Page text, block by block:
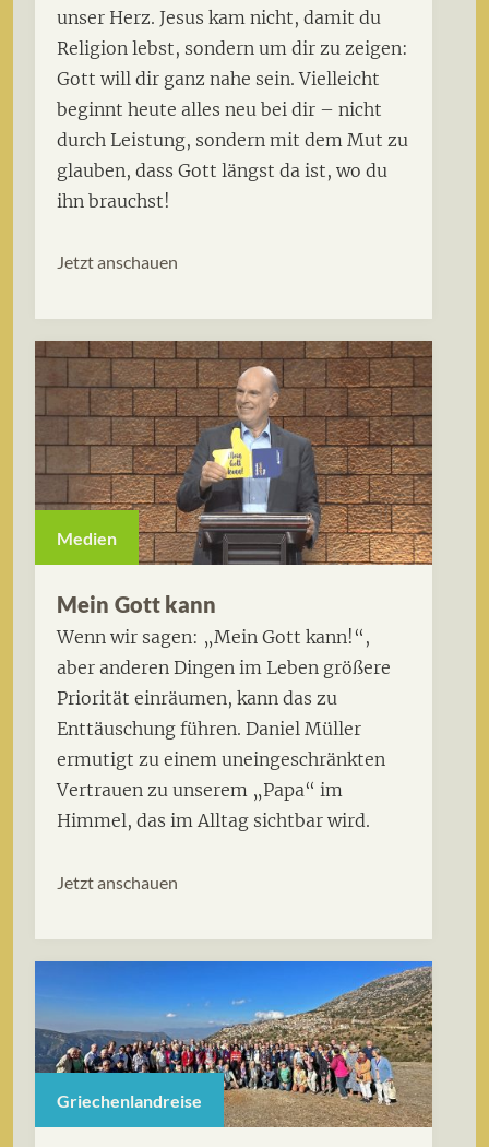
unser Herz. Jesus kam nicht, damit du
Religion lebst, sondern um dir zu zeigen:
Gott will dir ganz nahe sein. Vielleicht
beginnt heute alles neu bei dir – nicht
durch Leistung, sondern mit dem Mut zu
glauben, dass Gott längst da ist, wo du
ihn brauchst!
Jetzt anschauen
Medien
Mein Gott kann
Wenn wir sagen: „Mein Gott kann!“,
aber anderen Dingen im Leben größere
Priorität einräumen, kann das zu
Enttäuschung führen. Daniel Müller
ermutigt zu einem uneingeschränkten
Vertrauen zu unserem „Papa“ im
Himmel, das im Alltag sichtbar wird.
Jetzt anschauen
Griechenlandreise